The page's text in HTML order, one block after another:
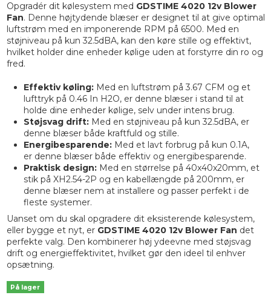
Opgradér dit kølesystem med GDSTIME 4020 12v Blower
Fan. Denne højtydende blæser er designet til at give optimal
luftstrøm med en imponerende RPM på 6500. Med en
støjniveau på kun 32.5dBA, kan den køre stille og effektivt,
hvilket holder dine enheder kølige uden at forstyrre din ro og
fred.
Effektiv køling:Med en luftstrøm på 3.67 CFM og et
lufttryk på 0.46 In H2O, er denne blæser i stand til at
holde dine enheder kølige, selv under intens brug.
Støjsvag drift:Med en støjniveau på kun 32.5dBA, er
denne blæser både kraftfuld og stille.
Energibesparende:Med et lavt forbrug på kun 0.1A,
er denne blæser både effektiv og energibesparende.
Praktisk design:Med en størrelse på 40x40x20mm, et
stik på XH2.54-2P og en kabellængde på 200mm, er
denne blæser nem at installere og passer perfekt i de
fleste systemer.
Uanset om du skal opgradere dit eksisterende kølesystem,
eller bygge et nyt, er GDSTIME 4020 12v Blower Fan det
perfekte valg. Den kombinerer høj ydeevne med støjsvag
drift og energieffektivitet, hvilket gør den ideel til enhver
opsætning.
På lager